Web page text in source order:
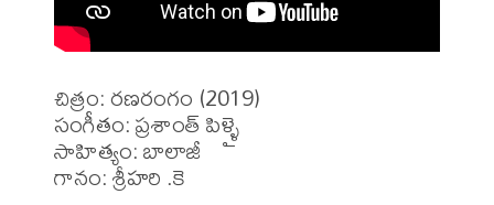
చిత్రం: రణరంగం (2019)
సంగీతం: ప్రశాంత్ పిళ్ళై
సాహిత్యం: బాలాజీ
గానం: శ్రీహరి .కె